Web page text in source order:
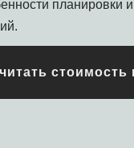
планировки
стоимость